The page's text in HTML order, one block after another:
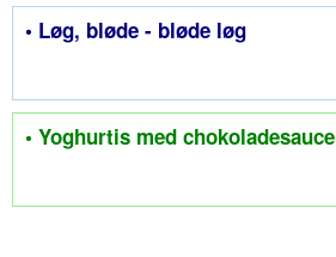
• Løg, bløde - bløde løg
• Yoghurtis med chokoladesauce